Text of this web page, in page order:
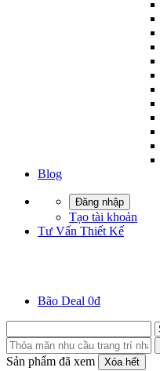
Blog
Đăng nhập
Tạo tài khoản
Tư Vấn Thiết Kế
Bão Deal 0đ
Sản phẩm đã xem Xóa hết